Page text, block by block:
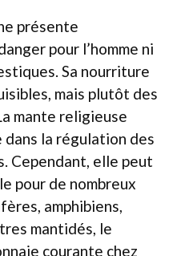
présente
pour l’homme ni
Sa nourriture
mais plutôt des
mante religieuse
la régulation des
Cependant, elle peut
pour de nombreux
amphibiens,
mantidés, le
courante chez